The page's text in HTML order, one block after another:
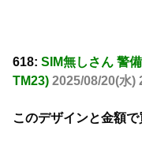
618: SIM無しさん 警
TM23) 2025/08/20(水)
このデザインと金額